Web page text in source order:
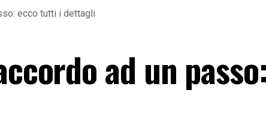
ecco tutti i dettagli
ad un